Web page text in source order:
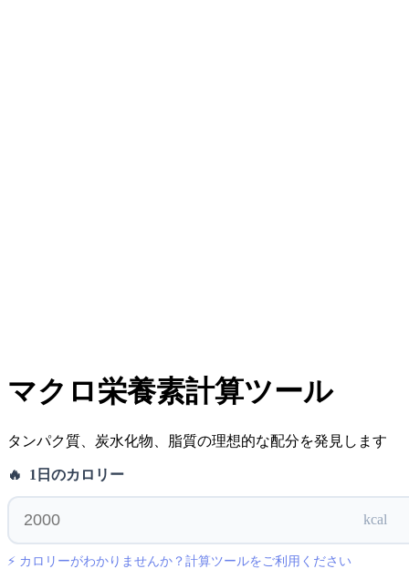
マクロ栄養素計算ツール
タンパク質、炭水化物、脂質の理想的な配分を発見します
🔥 1日のカロリー
kcal
⚡ カロリーがわかりませんか？計算ツールをご利用ください